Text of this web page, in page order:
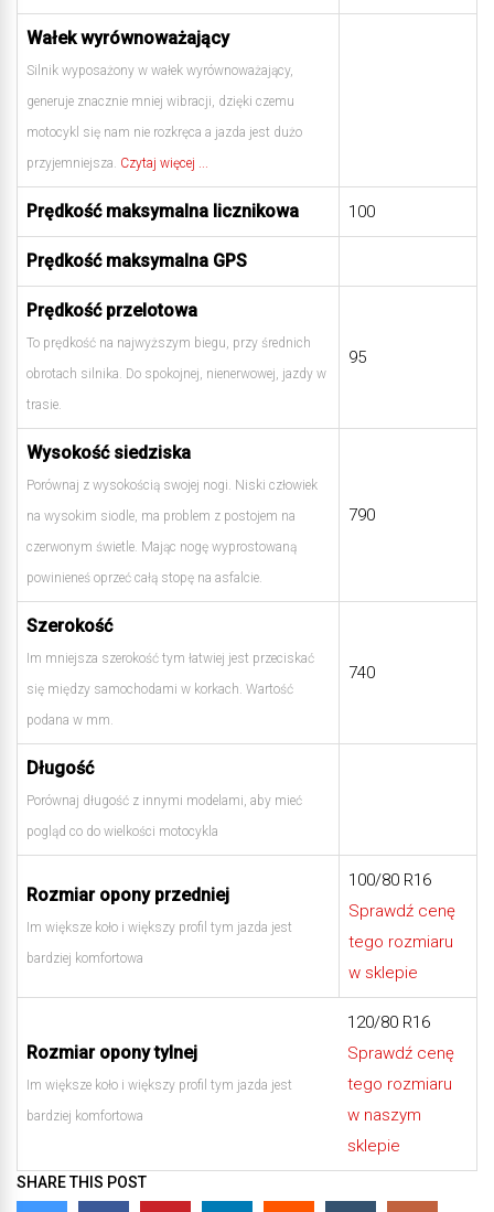
Wałek wyrównoważający
Silnik wyposażony w wałek wyrównoważający,
generuje znacznie mniej wibracji, dzięki czemu
motocykl się nam nie rozkręca a jazda jest dużo
przyjemniejsza. Czytaj więcej ...
Prędkość maksymalna licznikowa 100
Prędkość maksymalna GPS
Prędkość przelotowa
To prędkość na najwyższym biegu, przy średnich
obrotach silnika. Do spokojnej, nienerwowej, jazdy w
trasie.
95
Wysokość siedziska
Porównaj z wysokością swojej nogi. Niski człowiek
na wysokim siodle, ma problem z postojem na
czerwonym świetle. Mając nogę wyprostowaną
powinieneś oprzeć całą stopę na asfalcie.
790
Szerokość
Im mniejsza szerokość tym łatwiej jest przeciskać
się między samochodami w korkach. Wartość
podana w mm.
740
Długość
Porównaj długość z innymi modelami, aby mieć
pogląd co do wielkości motocykla
Rozmiar opony przedniej
Im większe koło i większy profil tym jazda jest
bardziej komfortowa
100/80 R16
Sprawdź cenę
tego rozmiaru
w sklepie
Rozmiar opony tylnej
Im większe koło i większy profil tym jazda jest
bardziej komfortowa
120/80 R16
Sprawdź cenę
tego rozmiaru
w naszym
sklepie
SHARE THIS POST